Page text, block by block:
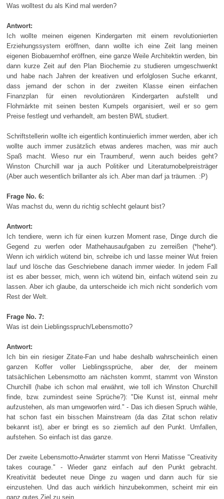
Was wolltest du als Kind mal werden?
Antwort:
Ich wollte meinen eigenen Kindergarten mit einem revolutionierten
Erziehungssystem eröffnen, dann wollte ich eine Zeit lang meinen
eigenen Biobauernhof eröffnen, eine ganze Weile Architektin werden, bin
dann kurze Zeit auf den Plan Biochemie zu studieren umgeschwenkt
und habe nach Jahren der kreativen und erfolglosen Suche erkannt,
dass jemand der schon in der zweiten Klasse einen einfachen
Finanzplan für einen revolutionären Kindergarten aufstellt und
Flohmärkte mit seinen besten Kumpels organisiert, weil er so gern
Preise festlegt und verhandelt, am besten BWL studiert.
Schriftstellerin wollte ich eigentlich kontinuierlich immer werden, aber ich
wollte auch immer zusätzlich etwas anderes machen, was mir auch
Spaß macht. Wieso nur ein Traumberuf, wenn auch beides geht?
Winston Churchill war ja auch Politiker und Literaturnobelpreisträger
(Aber auch wesentlich brillanter als ich. Aber man darf ja träumen. :P)
Frage No. 6:
Was machst du, wenn du richtig schlecht gelaunt bist?
Antwort:
Ich tendiere, wenn ich für einen kurzen Moment rase, Dinge durch die
Gegend zu werfen oder Mathehausaufgaben zu zerreißen (*hehe*).
Wenn ich wirklich wütend bin, schreibe ich und lasse meiner Wut freien
lauf und lösche das Geschriebene danach immer wieder. In jedem Fall
ist es aber besser, mich, wenn ich wütend bin, einfach wütend sein zu
lassen. Aber ich glaube, da unterscheide ich mich nicht sonderlich vom
Rest der Welt.
Frage No. 7:
Was ist dein Lieblingsspruch/Lebensmotto?
Antwort:
Ich bin ein riesiger Zitate-Fan und habe deshalb wahrscheinlich einen
ganzen Koffer voller Lieblingssprüche, aber der, der meinem
tatsächlichen Lebensmotto am nächsten kommt, stammt von Winston
Churchill (habe ich schon mal erwähnt, wie toll ich Winston Churchill
finde, bzw. zumindest seine Sprüche?): "Die Kunst ist, einmal mehr
aufzustehen, als man umgeworfen wird." - Das ich diesen Spruch wähle,
hat schon fast ein bisschen Mainstream (da das Zitat schon relativ
bekannt ist), aber er bringt es so ziemlich auf den Punkt. Umfallen,
aufstehen. So einfach ist das ganze.
Der zweite Lebensmotto-Anwärter stammt von Henri Matisse "Creativity
takes courage." - Wieder ganz einfach auf den Punkt gebracht.
Kreativität bedeutet neue Dinge zu wagen und dann auch für sie
einzustehen. Und das auch wirklich hinzubekommen, scheint mir ein
ganz gutes Ziel zu sein.